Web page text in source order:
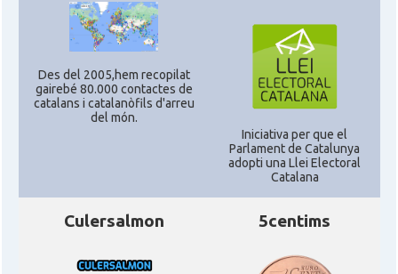
Des del 2005,hem recopilat
gairebé 80.000 contactes de
catalans i catalanòfils d'arreu
del món.
Iniciativa per que el
Parlament de Catalunya
adopti una Llei Electoral
Catalana
Culersalmon 5centims